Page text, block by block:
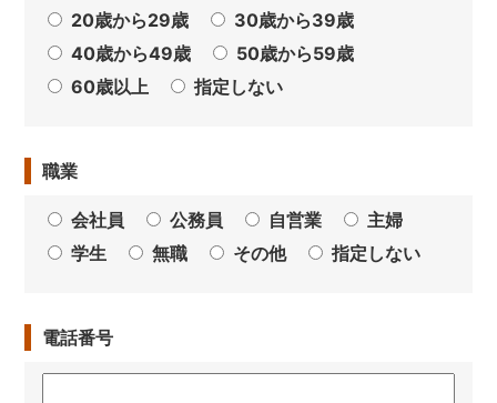
20歳から29歳
30歳から39歳
40歳から49歳
50歳から59歳
60歳以上
指定しない
職業
会社員 公務員 自営業
主婦
学生
無職 その他 指定しない
電話番号